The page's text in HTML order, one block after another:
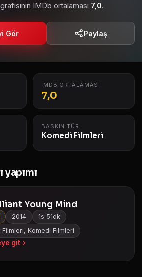
IMDb ortalaması 7,0.
Gör Paylaş
IMDB ORTALAMASI
7,0
BASKIN TÜR
Komedi Filmleri
yapımı
Young Mind
2014
1s 51dk
Filmleri, Komedi Filmleri
git